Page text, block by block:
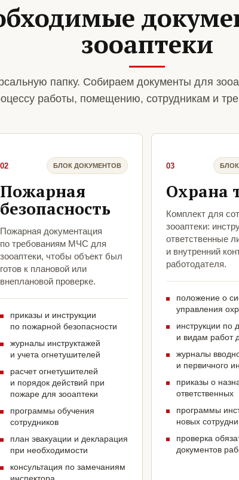
зооаптеки
папку. Собираем документы для
работы, помещению, сотрудникам и
02 БЛОК ДОКУМЕНТОВ
Пожарная
безопасность
Пожарная документация
по требованиям МЧС для
зооаптеки, чтобы объект был
готов к плановой или
внеплановой проверке.
приказы и инструкции
по пожарной безопасности
журналы инструктажей
и учета огнетушителей
расчет огнетушителей
и порядок действий при
пожаре для зооаптеки
программы обучения
сотрудников
план эвакуации и декларация
при необходимости
консультация по замечаниям
03
Охрана
Комплект для
зооаптеки:
ответственные
и внутренний
работодателя.
положение о
управления
инструкции по
и видам работ
журналы
и первичного
приказы о
ответственных
программы
новых
проверка
документов